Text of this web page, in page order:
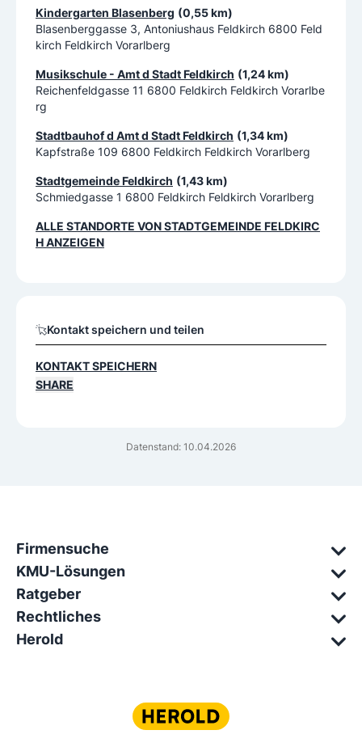
Datenstand: 10.04.2026
Kindergarten Blasenberg (0,55 km)
Blasenberggasse 3, Antoniushaus Feldkirch 6800 Feld
kirch Feldkirch Vorarlberg
Musikschule - Amt d Stadt Feldkirch (1,24 km)
Reichenfeldgasse 11 6800 Feldkirch Feldkirch Vorarlbe
rg
Stadtbauhof d Amt d Stadt Feldkirch (1,34 km)
Kapfstraße 109 6800 Feldkirch Feldkirch Vorarlberg
Stadtgemeinde Feldkirch (1,43 km)
Schmiedgasse 1 6800 Feldkirch Feldkirch Vorarlberg
ALLE STANDORTE VONSTADTGEMEINDE FELDKIRC
HANZEIGEN
Kontakt speichern und teilen
KONTAKT SPEICHERN
SHARE
Firmensuche
KMU-Lösungen
Ratgeber
Rechtliches
Herold